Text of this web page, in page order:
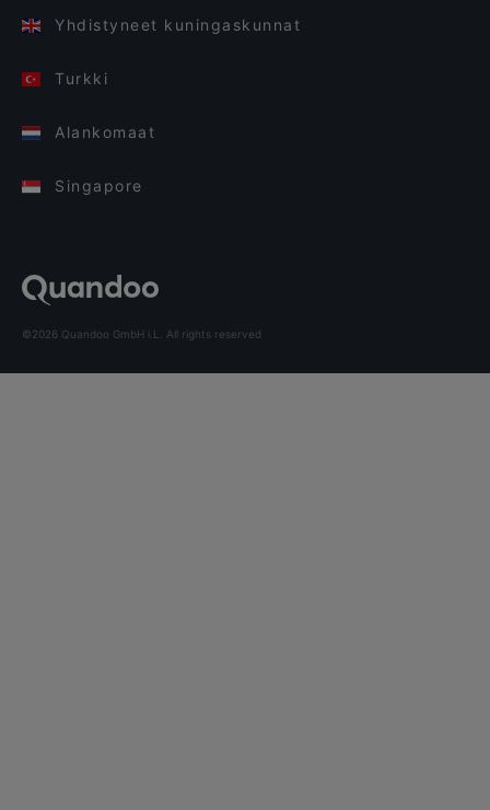
Yhdistyneet kuningaskunnat
Turkki
Alankomaat
Singapore
©2026 Quandoo GmbH i.L. All rights reserved